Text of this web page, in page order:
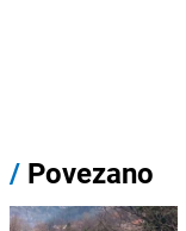
/ Povezano